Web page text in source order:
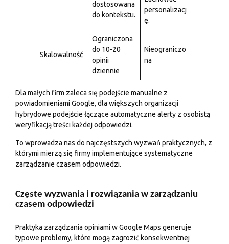
dostosowana
do kontekstu.
personalizacj
ę.
Skalowalność
Ograniczona
do 10-20
opinii
dziennie
Nieograniczo
na
Dla małych firm zaleca się podejście manualne z
powiadomieniami Google, dla większych organizacji
hybrydowe podejście łączące automatyczne alerty z osobistą
weryfikacją treści każdej odpowiedzi.
To wprowadza nas do najczęstszych wyzwań praktycznych, z
którymi mierzą się firmy implementujące systematyczne
zarządzanie czasem odpowiedzi.
Częste wyzwania i rozwiązania w zarządzaniu
czasem odpowiedzi
Praktyka zarządzania opiniami w Google Maps generuje
typowe problemy, które mogą zagrozić konsekwentnej